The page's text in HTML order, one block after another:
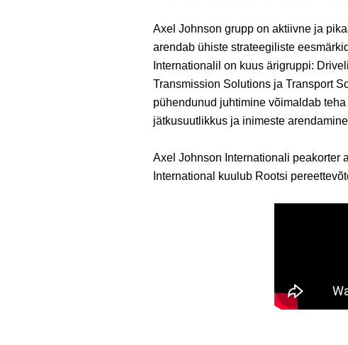
Axel Johnson grupp on aktiivne ja
arendab ühiste strateegiliste
Internationalil on kuus ärigruppi:
Transmission Solutions ja Transport
pühendunud juhtimine võimaldab
jätkusuutlikkus ja inimeste
Axel Johnson Internationali peakorter
International kuulub Rootsi